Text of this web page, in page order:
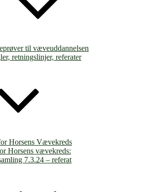
til væveuddannelsen
retningslinjer, referater
Horsens Vævekreds
Horsens vævekreds:
7.3.24 – referat